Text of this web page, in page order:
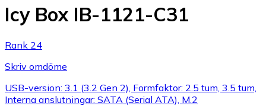
Icy Box IB-1121-C31
Rank 24
Skriv omdöme
USB-version: 3.1 (3.2 Gen 2), Formfaktor: 2.5 tum, 3.5 tum,
Interna anslutningar: SATA (Serial ATA), M.2